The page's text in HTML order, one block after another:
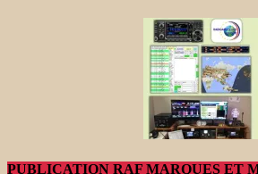
PUBLICATION RAF MARQUES ET